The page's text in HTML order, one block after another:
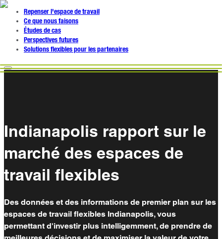
Repenser l'espace de travail
Ce que nous faisons
Études de cas
Perspectives futures
Solutions flexibles pour les partenaires
Indianapolis rapport sur le
marché des espaces de
travail flexibles
Des données et des informations de premier plan sur les
espaces de travail flexibles Indianapolis, vous
permettant d'investir plus intelligemment, de prendre de